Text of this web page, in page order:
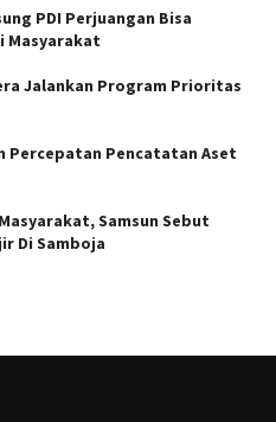
PDI Perjuangan Bisa
Masyarakat
Jalankan Program Prioritas
Percepatan Pencatatan Aset
Samsun Sebut
Di Samboja